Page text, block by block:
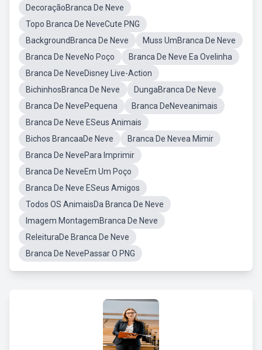
DecoraçãoBranca De Neve
Topo Branca De NeveCute PNG
BackgroundBranca De Neve
Muss UmBranca De Neve
Branca De NeveNo Poço
Branca De Neve Ea Ovelinha
Branca De NeveDisney Live-Action
BichinhosBranca De Neve
DungaBranca De Neve
Branca De NevePequena
Branca DeNeveanimais
Branca De Neve ESeus Animais
Bichos BrancaaDe Neve
Branca De Nevea Mimir
Branca De NevePara Imprimir
Branca De NeveEm Um Poço
Branca De Neve ESeus Amigos
Todos OS AnimaisDa Branca De Neve
Imagem MontagemBranca De Neve
ReleituraDe Branca De Neve
Branca De NevePassar O PNG